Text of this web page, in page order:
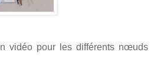
vidéo pour les différents nœuds